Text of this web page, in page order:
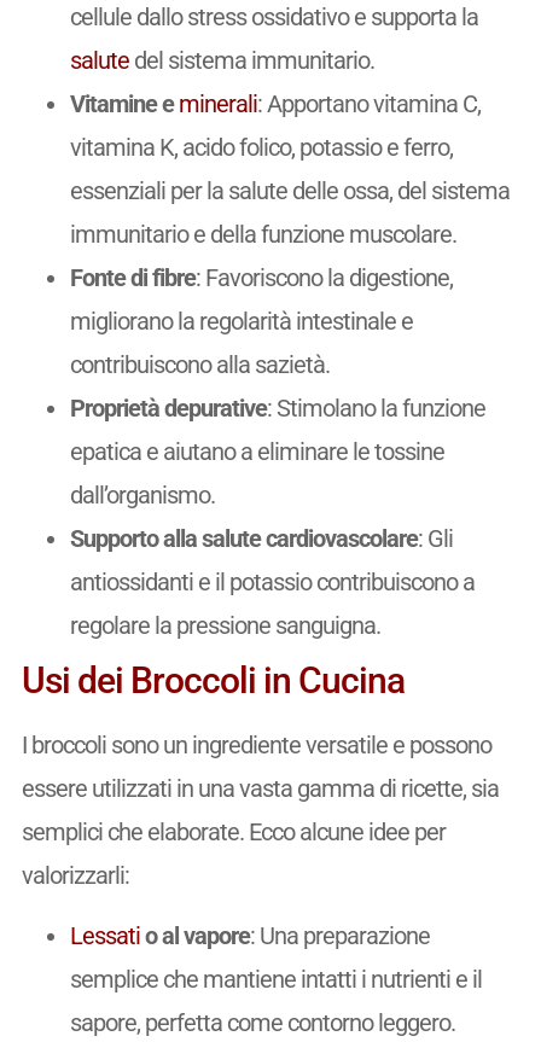
cellule dallo stress ossidativo e supporta la
salutedel sistema immunitario.
Vitamine eminerali: Apportano vitamina C,
vitamina K, acido folico, potassio e ferro,
essenziali per la salute delle ossa, del sistema
immunitario e della funzione muscolare.
Fonte di fibre: Favoriscono la digestione,
migliorano la regolarità intestinale e
contribuiscono alla sazietà.
Proprietà depurative: Stimolano la funzione
epatica e aiutano a eliminare le tossine
dall’organismo.
Supporto alla salute cardiovascolare: Gli
antiossidanti e il potassio contribuiscono a
regolare la pressione sanguigna.
Usi dei Broccoli in Cucina
I broccoli sono un ingrediente versatile e possono
essere utilizzati in una vasta gamma di ricette, sia
semplici che elaborate. Ecco alcune idee per
valorizzarli:
Lessatio al vapore: Una preparazione
semplice che mantiene intatti i nutrienti e il
sapore, perfetta come contorno leggero.